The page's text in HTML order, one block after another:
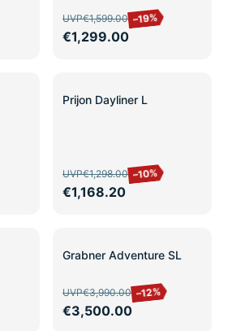
UVP€1,599.00 –19%
€1,299.00
SALE
Prijon Dayliner L
UVP€1,298.00 –10%
€1,168.20
SALE
Grabner Adventure SL
UVP€3,990.00 –12%
€3,500.00